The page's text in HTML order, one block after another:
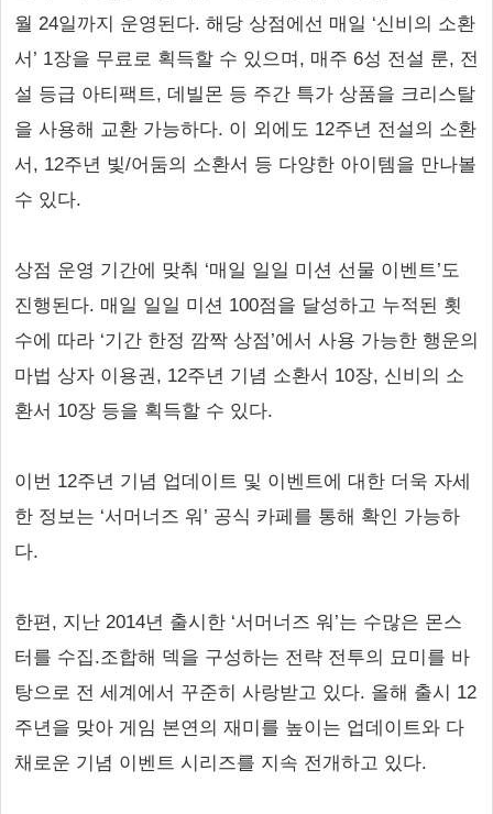
월 24일까지 운영된다. 해당 상점에선 매일 ‘신비의 소환
서’ 1장을 무료로 획득할 수 있으며, 매주 6성 전설 룬, 전
설 등급 아티팩트, 데빌몬 등 주간 특가 상품을 크리스탈
을 사용해 교환 가능하다. 이 외에도 12주년 전설의 소환
서, 12주년 빛/어둠의 소환서 등 다양한 아이템을 만나볼
수 있다.
상점 운영 기간에 맞춰 ‘매일 일일 미션 선물 이벤트’도
진행된다. 매일 일일 미션 100점을 달성하고 누적된 횟
수에 따라 ‘기간 한정 깜짝 상점’에서 사용 가능한 행운의
마법 상자 이용권, 12주년 기념 소환서 10장, 신비의 소
환서 10장 등을 획득할 수 있다.
이번 12주년 기념 업데이트 및 이벤트에 대한 더욱 자세
한 정보는 ‘서머너즈 워’ 공식 카페를 통해 확인 가능하
다.
한편, 지난 2014년 출시한 ‘서머너즈 워’는 수많은 몬스
터를 수집.조합해 덱을 구성하는 전략 전투의 묘미를 바
탕으로 전 세계에서 꾸준히 사랑받고 있다. 올해 출시 12
주년을 맞아 게임 본연의 재미를 높이는 업데이트와 다
채로운 기념 이벤트 시리즈를 지속 전개하고 있다.